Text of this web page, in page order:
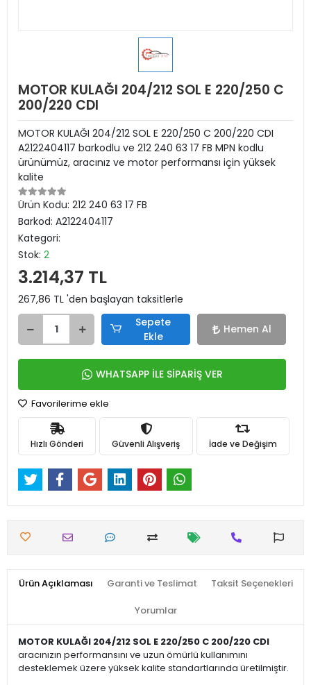
MOTOR KULAĞI 204/212 SOL E 220/250 C
200/220 CDI
MOTOR KULAĞI 204/212 SOL E 220/250 C 200/220 CDI
A2122404117 barkodlu ve 212 240 63 17 FB MPN kodlu
ürünümüz, aracınız ve motor performansı için yüksek
kalite
Ürün Kodu: 212 240 63 17 FB
Barkod: A2122404117
Kategori:
Stok: 2
3.214,37 TL
267,86 TL 'den başlayan taksitlerle
Sepete
Ekle
Hemen Al
WHATSAPP İLE SİPARİŞ VER
Favorilerime ekle
Hızlı Gönderi Güvenli Alışveriş İade ve Değişim
Ürün Açıklaması Garanti ve Teslimat Taksit Seçenekleri
Yorumlar
MOTOR KULAĞI 204/212 SOL E 220/250 C 200/220 CDI
aracınızın performansını ve uzun ömürlü kullanımını
desteklemek üzere yüksek kalite standartlarında üretilmiştir.